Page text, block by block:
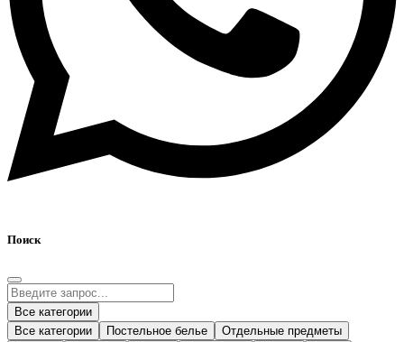
Поиск
Все категории
Все категории
Постельное белье
Отдельные предметы